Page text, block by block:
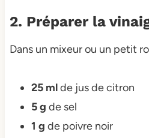
2. Préparer la
Dans un mixeur ou un petit
25 mlde jus de citron
5 g de sel
1 g de poivre noir